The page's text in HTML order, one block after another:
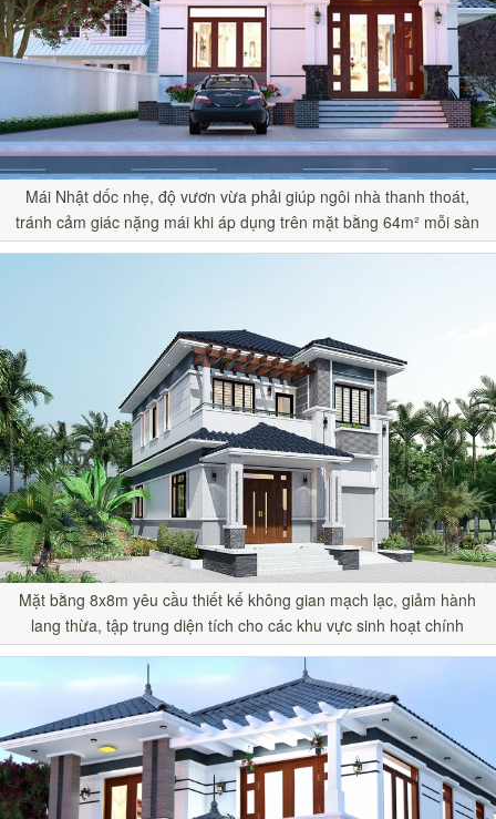
Mái Nhật dốc nhẹ, độ vươn vừa phải giúp ngôi nhà thanh thoát,
tránh cảm giác nặng mái khi áp dụng trên mặt bằng 64m² mỗi sàn
Mặt bằng 8x8m yêu cầu thiết kế không gian mạch lạc, giảm hành
lang thừa, tập trung diện tích cho các khu vực sinh hoạt chính